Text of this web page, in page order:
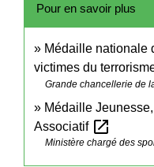
Pour en savoir plus
Médaille nationale
victimes du
Grande chancellerie de
Médaille
Associatif open_in_new
Ministère chargé des